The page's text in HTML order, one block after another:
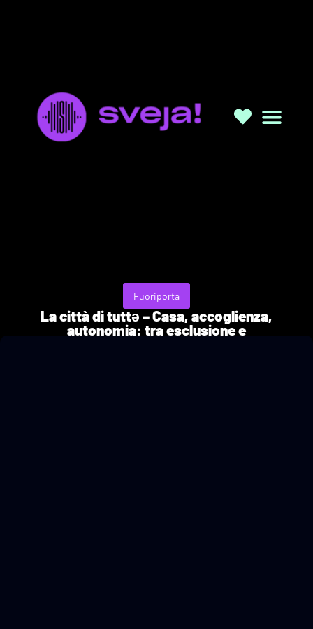
Fuoriporta
La città di tuttə – Casa, accoglienza,
autonomia: tra esclusione e